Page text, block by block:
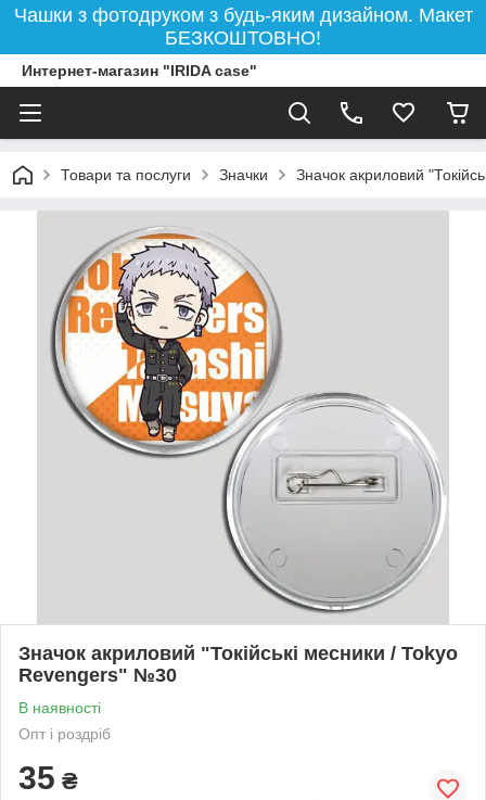
Чашки з фотодруком з будь-яким дизайном. Макет
БЕЗКОШТОВНО!
Интернет-магазин "IRIDA case"
Товари та послуги Значки Значок акриловий
Значок акриловий "Токійські месники / Tokyo
Revengers" №30
В наявності
Опт і роздріб
35 ₴